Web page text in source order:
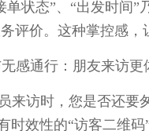
单状态”、“出发时间
评价。这种掌控感，
通行：朋友来访更
访时，您是否还要
时效性的“访客二维